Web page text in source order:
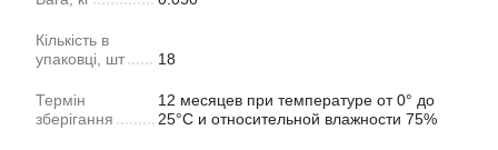
Кількість в
упаковці, шт
18
Термін
зберігання
12 месяцев при температуре от 0° до
25°С и относительной влажности 75%